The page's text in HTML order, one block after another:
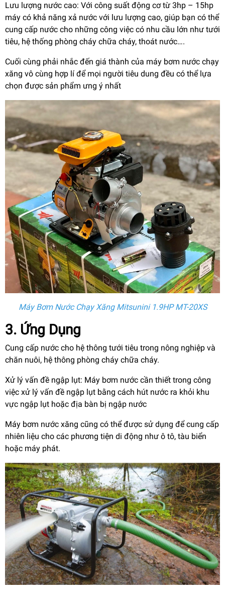
Lưu lượng nước cao: Với công suất động cơ từ 3hp – 15hp
máy có khả năng xả nước với lưu lượng cao, giúp bạn có thể
cung cấp nước cho những công việc có nhu cầu lớn như tưới
tiêu, hệ thống phòng cháy chữa cháy, thoát nước….
Cuối cùng phải nhắc đến giá thành của máy bơm nước chạy
xăng vô cùng hợp lí để mọi người tiêu dung đều có thể lựa
chọn được sản phẩm ưng ý nhất
Máy Bơm Nước Chạy Xăng Mitsunini 1.9HP MT-20XS
3. Ứng Dụng
Cung cấp nước cho hệ thông tưới tiêu trong nông nghiệp và
chăn nuôi, hệ thông phòng cháy chữa cháy.
Xử lý vấn đề ngập lụt: Máy bơm nước cần thiết trong công
việc xử lý vấn đề ngập lụt bằng cách hút nước ra khỏi khu
vực ngập lụt hoặc địa bàn bị ngập nước
Máy bơm nước xăng cũng có thể được sử dụng để cung cấp
nhiên liệu cho các phương tiện di động như ô tô, tàu biển
hoặc máy phát.